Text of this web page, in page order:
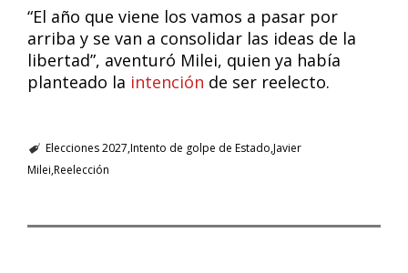
“El año que viene los vamos a pasar por
arriba y se van a consolidar las ideas de la
libertad”, aventuró Milei, quien ya había
planteado la intención de ser reelecto.
Elecciones 2027 Intento de golpe de Estado Javier
Milei Reelección